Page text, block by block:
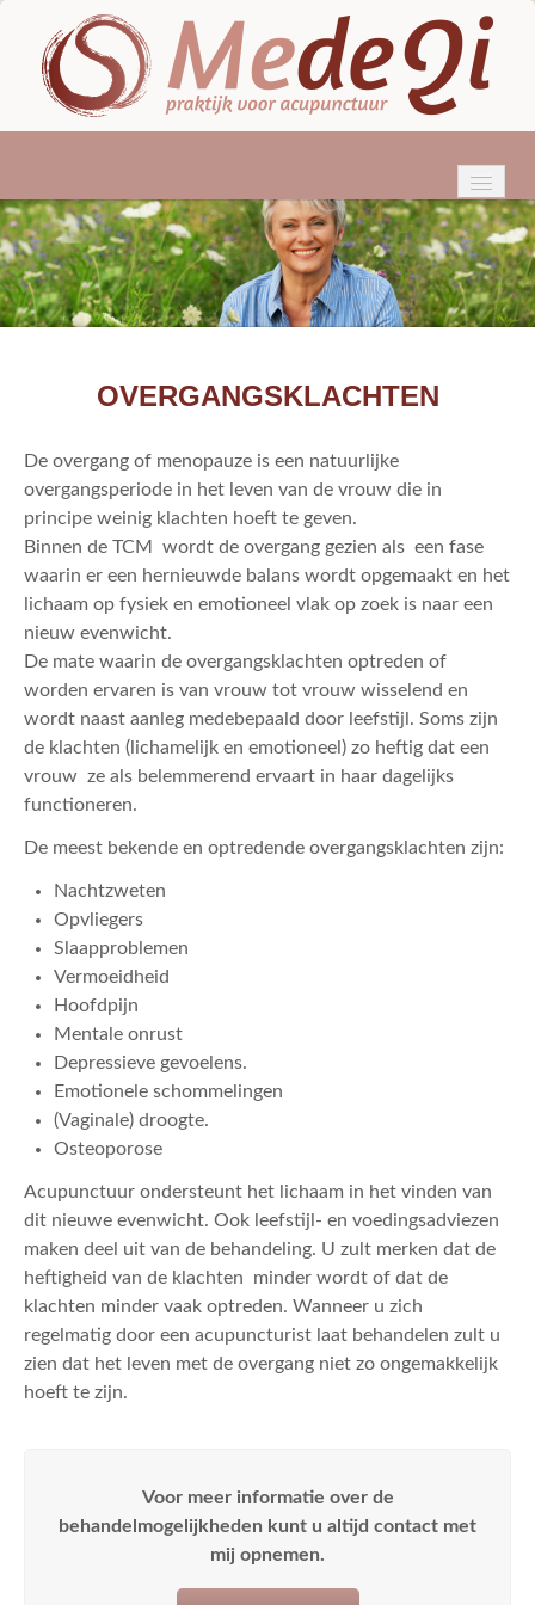
HOME
WIE BEN IK?
ACUPUNCTUUR
TARIEVEN & VERGOEDINGEN
ACTUEEL
OVERGANGSKLACHTEN
De overgang of menopauze is een natuurlijke
overgangsperiode in het leven van de vrouw die in
principe weinig klachten hoeft te geven.
Binnen de TCM wordt de overgang gezien als een fase
waarin er een hernieuwde balans wordt opgemaakt en het
lichaam op fysiek en emotioneel vlak op zoek is naar een
nieuw evenwicht.
De mate waarin de overgangsklachten optreden of
worden ervaren is van vrouw tot vrouw wisselend en
wordt naast aanleg medebepaald door leefstijl. Soms zijn
de klachten (lichamelijk en emotioneel) zo heftig dat een
vrouw ze als belemmerend ervaart in haar dagelijks
functioneren.
De meest bekende en optredende overgangsklachten zijn:
Nachtzweten
Opvliegers
Slaapproblemen
Vermoeidheid
Hoofdpijn
Mentale onrust
Depressieve gevoelens.
Emotionele schommelingen
(Vaginale) droogte.
Osteoporose
Acupunctuur ondersteunt het lichaam in het vinden van
dit nieuwe evenwicht. Ook leefstijl- en voedingsadviezen
maken deel uit van de behandeling. U zult merken dat de
heftigheid van de klachten minder wordt of dat de
klachten minder vaak optreden. Wanneer u zich
regelmatig door een acupuncturist laat behandelen zult u
zien dat het leven met de overgang niet zo ongemakkelijk
hoeft te zijn.
Voor meer informatie over de
behandelmogelijkheden kunt u altijd contact met
mij opnemen.